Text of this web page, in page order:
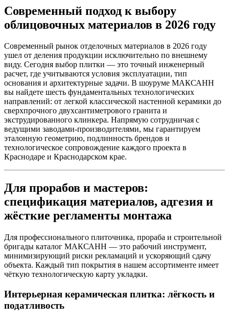
Современный подход к выбору
облицовочных материалов в 2026 году
Современный рынок отделочных материалов в 2026 году
ушел от деления продукции исключительно по внешнему
виду. Сегодня выбор плитки — это точный инженерный
расчет, где учитываются условия эксплуатации, тип
основания и архитектурные задачи. В шоуруме МАКСАНН
вы найдете шесть фундаментальных технологических
направлений: от легкой классической настенной керамики до
сверхпрочного двухсантиметрового гранита и
экструдированного клинкера. Напрямую сотрудничая с
ведущими заводами‑производителями, мы гарантируем
эталонную геометрию, подлинность брендов и
технологическое сопровождение каждого проекта в
Краснодаре и Краснодарском крае.
Для прорабов и мастеров:
спецификация материалов, адгезия и
жёсткие регламенты монтажа
Для профессионального плиточника, прораба и строительной
бригады каталог МАКСАНН — это рабочий инструмент,
минимизирующий риски рекламаций и ускоряющий сдачу
объекта. Каждый тип покрытия в нашем ассортименте имеет
чёткую технологическую карту укладки.
Интерьерная керамическая плитка: лёгкость и
податливость